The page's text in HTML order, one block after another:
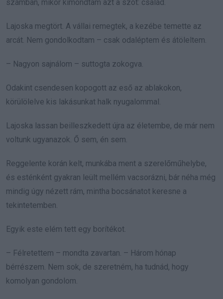
számban, mikor kimondtam azt a szót: család.
Lajoska megtört. A vállai remegtek, a kezébe temette az
arcát. Nem gondolkodtam – csak odaléptem és átöleltem.
– Nagyon sajnálom – suttogta zokogva.
Odakint csendesen kopogott az eső az ablakokon,
körülölelve kis lakásunkat halk nyugalommal.
Lajoska lassan beilleszkedett újra az életembe, de már nem
voltunk ugyanazok. Ő sem, én sem.
Reggelente korán kelt, munkába ment a szerelőműhelybe,
és esténként gyakran leült mellém vacsorázni, bár néha még
mindig úgy nézett rám, mintha bocsánatot keresne a
tekintetemben.
Egyik este elém tett egy borítékot.
– Félretettem – mondta zavartan. – Három hónap
bérrészem. Nem sok, de szeretném, ha tudnád, hogy
komolyan gondolom.